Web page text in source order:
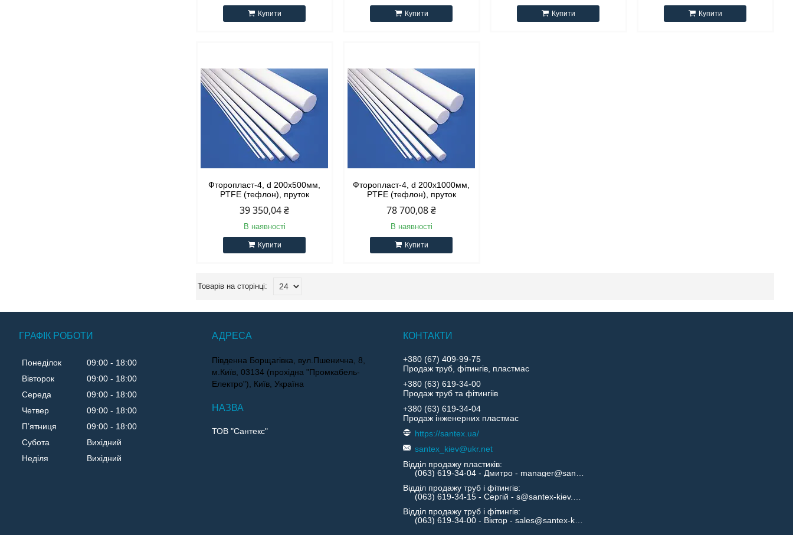
Купити Купити Купити Купити
Фторопласт-4, d 200х500мм,
PTFE (тефлон), пруток
39 350,04 ₴
В наявності
Купити
Фторопласт-4, d 200х1000мм,
PTFE (тефлон), пруток
78 700,08 ₴
В наявності
Купити
ГРАФІК РОБОТИ
Понеділок 09:00
18:00
Вівторок
09:00
18:00
Середа
09:00
18:00
Четвер
09:00
18:00
Пʼятниця
09:00
18:00
Субота
Вихідний
Неділя
Вихідний
Південна Борщагівка, вул.Пшенична, 8,
м.Київ, 03134 (прохідна "Промкабель-
Електро"), Київ, Україна
ТОВ "Сантекс"
+380 (67) 409-99-75
Продаж труб, фітингів, пластмас
+380 (63) 619-34-00
Продаж труб та фітингіів
+380 (63) 619-34-04
Продаж інженерних пластмас
https://santex.ua/
santex_kiev@ukr.net
Відділ продажу пластиків
Відділ продажу труб і фітингів
Відділ продажу труб і фітингів